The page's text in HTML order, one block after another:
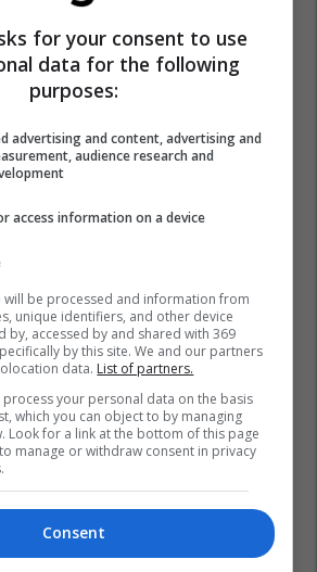
for your consent to use
data for the following
purposes:
advertising and content, advertising and
audience research and
access information on a device
will be processed and information from
unique identifiers, and other device
by, accessed by and shared with 369
by this site. We and our partners
data. List of partners.
process your personal data on the basis
which you can object to by managing
Look for a link at the bottom of this page
manage or withdraw consent in privacy
Consent